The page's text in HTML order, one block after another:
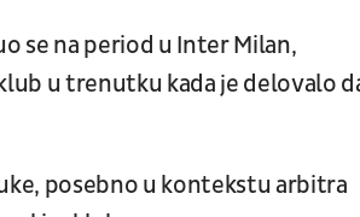
se na period u Inter Milan,
u trenutku kada je delovalo
posebno u kontekstu arbitra